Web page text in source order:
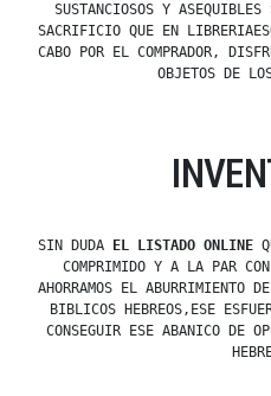
SUSTANCIOSOS Y
SACRIFICIO QUE EN
CABO POR EL COMPRADOR,
OBJETOS DE
SIN DUDA EL LISTADO ONLINE
COMPRIMIDO Y A LA PAR
AHORRAMOS EL ABURRIMIENTO
BIBLICOS HEBREOS,ESE
CONSEGUIR ESE ABANICO DE